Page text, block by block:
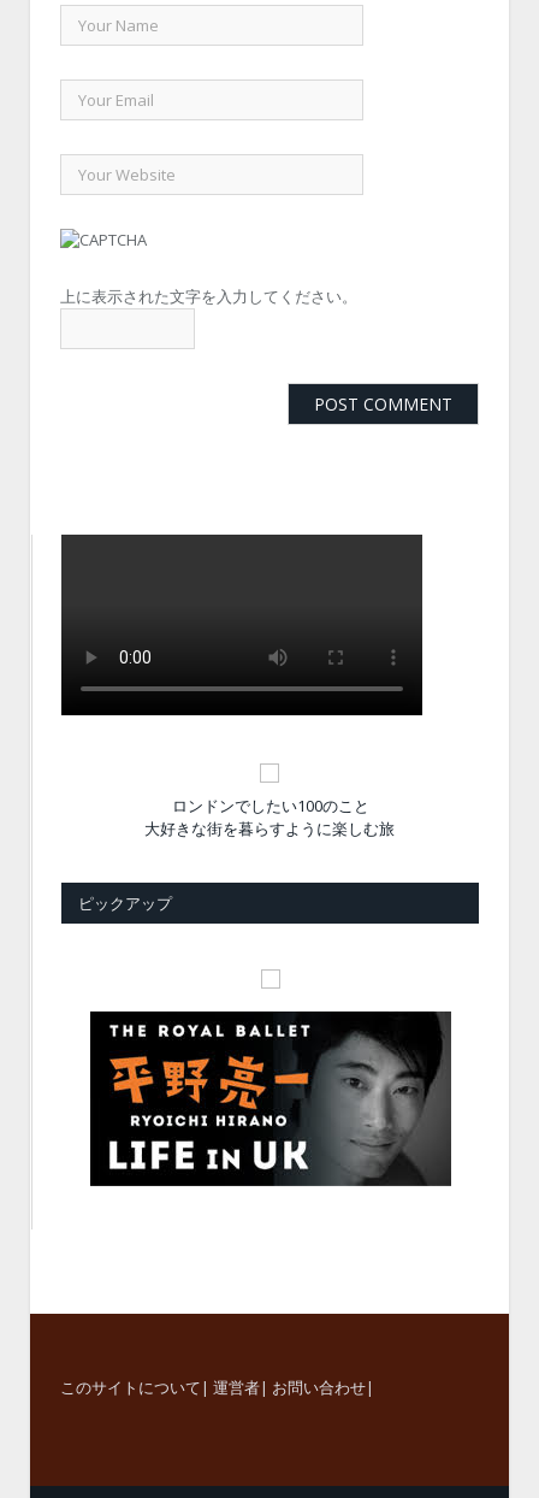
上に表示された文字を入力してください。
ロンドンでしたい100のこと
大好きな街を暮らすように楽しむ旅
ピックアップ
このサイトについて| 運営者| お問い合わせ|